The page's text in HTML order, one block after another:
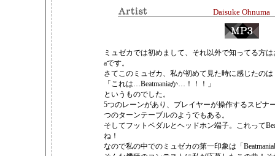
Daisuke Ohnuma
こちら
ミュゼカでは初めまして、それ以外で知ってる方は
aです。
さてこのミュゼカ、私が初めて見た時に感じたのは
「これは…Beatmaniaか…！！！」
というものでした。
5つのレーンがあり、プレイヤーが操作するスピナ
つのターンテーブルのようでもある。
そしてフットペダルとヘッドホン端子。これって
ね！
なので私の中でのミュゼカの第一印象は「